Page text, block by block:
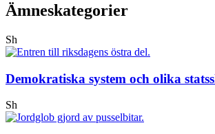
Ämneskategorier
Sh
Demokratiska system och olika
Sh